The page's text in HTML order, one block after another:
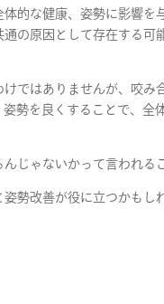
的な健康、姿勢に影響
の原因として存在する可
ではありませんが、咬
勢を良くすることで、
じゃないかって言われる
勢改善が役に立つかもし